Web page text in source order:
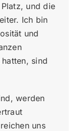
und die
Ich bin
und
sind
werden
uns